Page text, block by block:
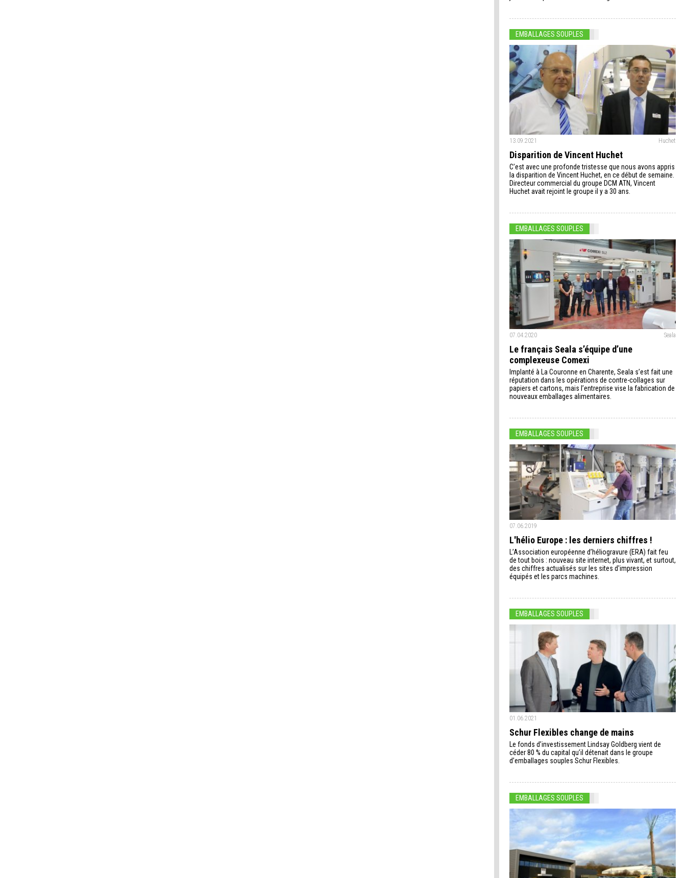
EMBALLAGES SOUPLES
13.09.2021 Huchet
Disparition de Vincent Huchet
C’est avec une profonde tristesse que nous avons appris
la disparition de Vincent Huchet, en ce début de semaine.
Directeur commercial du groupe DCM ATN, Vincent
Huchet avait rejoint le groupe il y a 30 ans.
EMBALLAGES SOUPLES
07.04.2020 Seala
Le français Seala s’équipe d’une
complexeuse Comexi
Implanté à La Couronne en Charente, Seala s’est fait une
réputation dans les opérations de contre-collages sur
papiers et cartons, mais l’entreprise vise la fabrication de
nouveaux emballages alimentaires.
EMBALLAGES SOUPLES
07.06.2019
L'hélio Europe : les derniers chiffres !
L’Association européenne d’héliogravure (ERA) fait feu
de tout bois : nouveau site internet, plus vivant, et surtout,
des chiffres actualisés sur les sites d'impression
équipés et les parcs machines.
EMBALLAGES SOUPLES
01.06.2021
Schur Flexibles change de mains
Le fonds d’investissement Lindsay Goldberg vient de
céder 80 % du capital qu’il détenait dans le groupe
d’emballages souples Schur Flexibles.
EMBALLAGES SOUPLES